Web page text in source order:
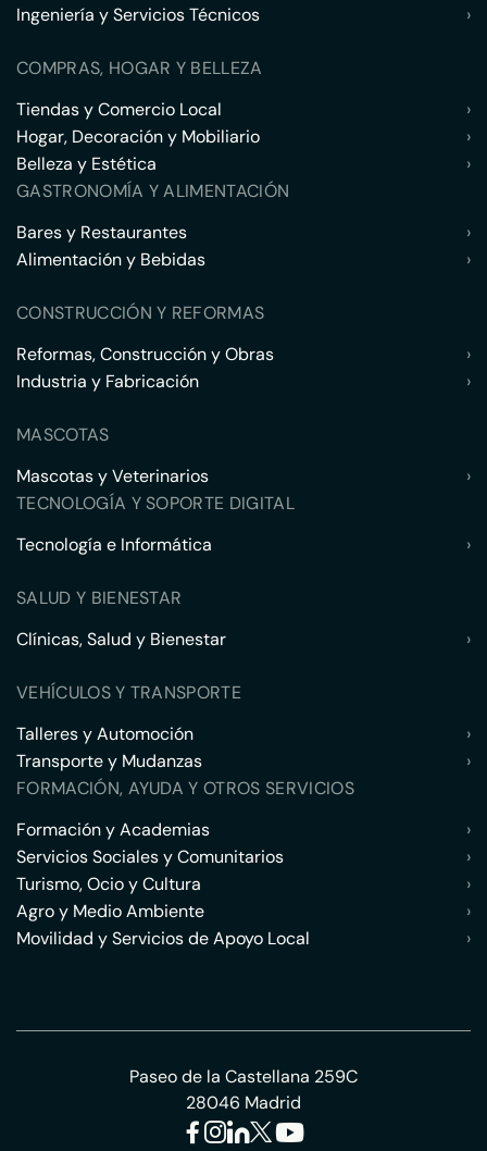
Ingeniería y Servicios Técnicos
›
COMPRAS, HOGAR Y BELLEZA
Tiendas y Comercio Local
›
Hogar, Decoración y Mobiliario
›
Belleza y Estética
›
GASTRONOMÍA Y ALIMENTACIÓN
Bares y Restaurantes
›
Alimentación y Bebidas
›
CONSTRUCCIÓN Y REFORMAS
Reformas, Construcción y Obras
›
Industria y Fabricación
›
MASCOTAS
Mascotas y Veterinarios
›
TECNOLOGÍA Y SOPORTE DIGITAL
Tecnología e Informática
›
SALUD Y BIENESTAR
Clínicas, Salud y Bienestar
›
VEHÍCULOS Y TRANSPORTE
Talleres y Automoción
›
Transporte y Mudanzas
›
FORMACIÓN, AYUDA Y OTROS SERVICIOS
Formación y Academias
›
Servicios Sociales y Comunitarios
›
Turismo, Ocio y Cultura
›
Agro y Medio Ambiente
›
Movilidad y Servicios de Apoyo Local
›
Paseo de la Castellana 259C
28046 Madrid